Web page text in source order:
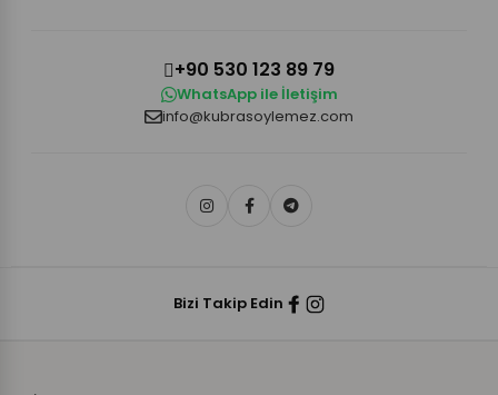
+90 530 123 89 79
WhatsApp ile İletişim
info@kubrasoylemez.com
Bizi Takip Edin